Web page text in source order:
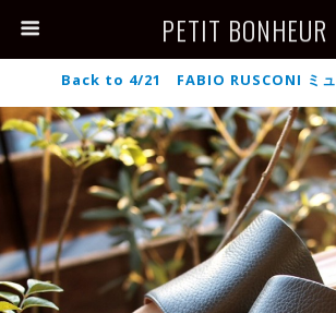
PETIT BONHEUR
Back to 4/21 FABIO RUSCONI ミュ